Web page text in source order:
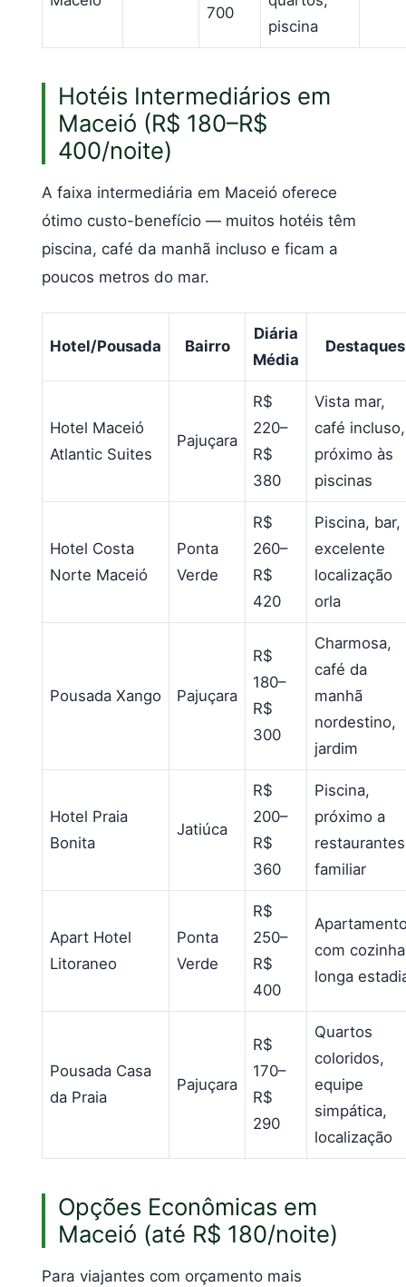
700
piscina
Hotéis Intermediários em
Maceió (R$ 180–R$
400/noite)
A faixa intermediária em Maceió oferece
ótimo custo-benefício — muitos hotéis têm
piscina, café da manhã incluso e ficam a
poucos metros do mar.
Hotel/Pousada Bairro
Diária
Média
Destaques
Hotel Maceió
Atlantic Suites
Pajuçara
R$
220–
R$
380
Vista mar,
café incluso,
próximo às
piscinas
Hotel Costa
Norte Maceió
Ponta
Verde
R$
260–
R$
420
Piscina, bar,
excelente
localização
orla
Pousada Xango Pajuçara
R$
180–
R$
300
Charmosa,
café da
manhã
nordestino,
jardim
Hotel Praia
Bonita
Jatiúca
R$
200–
R$
360
Piscina,
próximo a
familiar
Apart Hotel
Litoraneo
Ponta
Verde
R$
250–
R$
400
com
longa
Pousada Casa
da Praia
Pajuçara
R$
170–
R$
290
Quartos
coloridos,
equipe
simpática,
localização
Opções Econômicas em
Maceió (até R$ 180/noite)
Para viajantes com orçamento mais